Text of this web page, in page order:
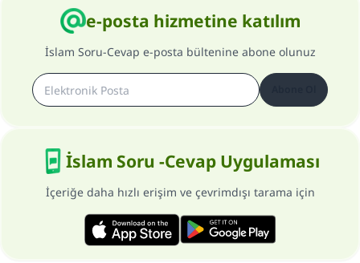
e-posta hizmetine katılım
İslam Soru-Cevap e-posta bültenine abone olunuz
İslam Soru -Cevap Uygulaması
İçeriğe daha hızlı erişim ve çevrimdışı tarama için